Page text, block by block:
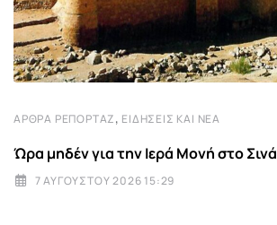
ΆΡΘΡΑ ΡΕΠΟΡΤΆΖ, ΕΙΔΉΣΕΙΣ ΚΑΙ ΝΈΑ
Ώρα μηδέν για την Ιερά Μονή στο Σινά
7 ΑΥΓΟΎΣΤΟΥ 2026 15:29